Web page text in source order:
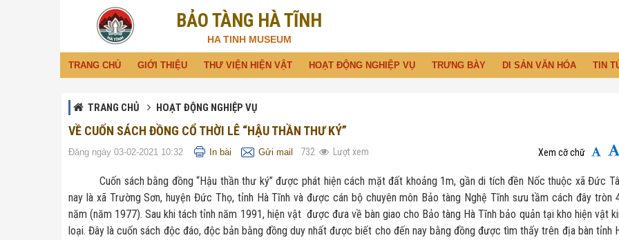
BẢO TÀNG HÀ TĨNH
HA TINH MUSEUM
TRANG CHỦ GIỚI THIỆU THƯ VIỆN HIỆN VẬT HOẠT ĐỘNG NGHIỆP VỤ TRƯNG BÀY DI SẢN VĂN HÓA TIN
TRANG CHỦ HOẠT ĐỘNG NGHIỆP VỤ
VỀ CUỐN SÁCH ĐỒNG CỔ THỜI LÊ “HẬU THẦN THƯ KÝ”
Đăng ngày 03-02-2021 10:32 In bài Gửi mail 732 Lượt xem Xem cỡ chữ
Cuốn sách bằng đồng “Hậu thần thư ký” được phát hiện cách mặt đất khoảng 1m, gần di tích đền Nốc thuộc xã Đức
nay là xã Trường Sơn, huyện Đức Thọ, tỉnh Hà Tĩnh và được cán bộ chuyên môn Bảo tàng Nghệ Tĩnh sưu tầm cách đây tròn
năm (năm 1977). Sau khi tách tỉnh năm 1991, hiện vật được đưa về bàn giao cho Bảo tàng Hà Tĩnh bảo quản tại kho hiện vật
loại. Đây là cuốn sách độc đáo, độc bản bằng đồng duy nhất được biết cho đến nay bằng đồng được tìm thấy trên địa bàn tỉnh